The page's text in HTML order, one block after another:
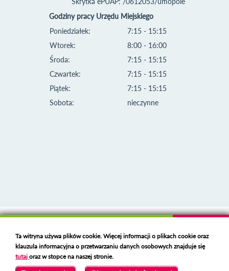
Godziny pracy Urzędu Miejskiego
Poniedziałek:
Wtorek:
Środa:
Czwartek:
Piątek:
Sobota:
7:15 - 15:15
8:00 - 16:00
7:15 - 15:15
7:15 - 15:15
7:15 - 15:15
nieczynne
Deklaracja dostępności
Polski serwer RBLhttps://polspam.pl/
Copyright 2023 Urząd Miejski w Opolu Lubelskim
Ta witryna używa plików cookie. Więcej informacji o plikach cookie oraz
klauzula informacyjna o przetwarzaniu danych osobowych znajduje się
tutajoraz w stopce na naszej stronie.